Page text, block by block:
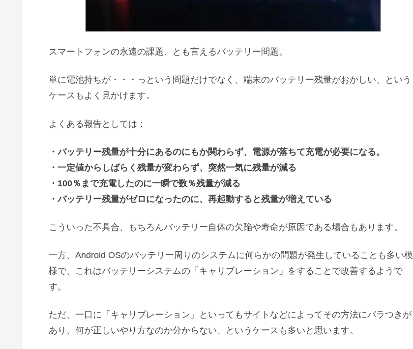
スマートフォンの永遠の課題、とも言えるバッテリー問題。
単に電池持ちが・・・っという問題だけでなく、端末のバッテリー残量がおかしい、という
ケースもよく見かけます。
よくある報告としては：
・バッテリー残量が十分にあるのにもか関わらず、電源が落ちて充電が必要になる。
・一定値からしばらく残量が変わらず、突然一気に残量が減る
・100％まで充電したのに一瞬で数％残量が減る
・バッテリー残量がゼロになったのに、再起動すると残量が増えている
こういった不具合、もちろんバッテリー自体の欠陥や寿命が原因である場合もあります。
一方、Android OSのバッテリー周りのシステムに何らかの問題が発生していることも多い模
様で、これはバッテリーシステムの「キャリブレーション」をすることで改善するようで
す。
ただ、一口に「キャリブレーション」といってもサイトなどによってその方法にバラつきが
あり、何が正しいやり方なのか分からない、というケースも多いと思います。